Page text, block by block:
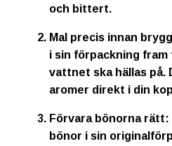
och bittert.
Mal precis innan
i sin förpackning
vattnet ska hällas på.
aromer direkt i din
Förvara bönorna rätt:
bönor i sin